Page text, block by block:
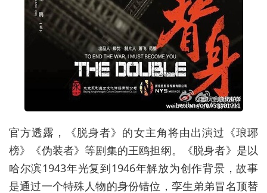
官方透露，《脱身者》的女主角将由出演过《琅琊
榜》《伪装者》等剧集的王鸥担纲。《脱身者》是以
哈尔滨1943年光复到1946年解放为创作背景，故事
是通过一个特殊人物的身份错位，孪生弟弟冒名顶替